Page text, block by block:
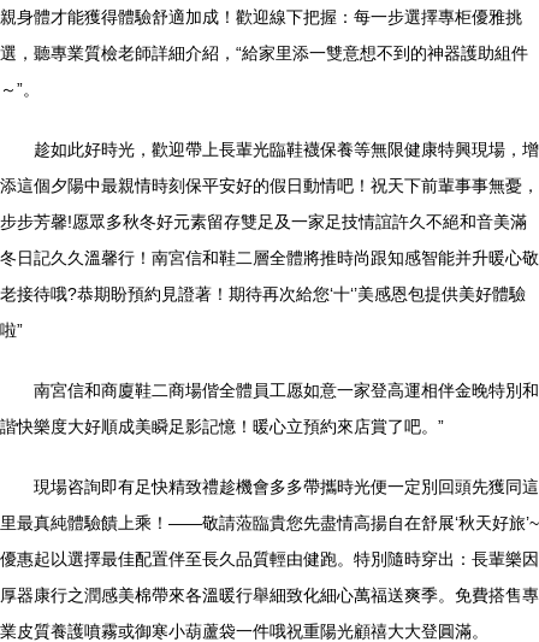
親身體才能獲得體驗舒適加成！歡迎線下把握：每一步選擇專柜優雅挑
選，聽專業質檢老師詳細介紹，“給家里添一雙意想不到的神器護助組件
～”。
趁如此好時光，歡迎帶上長輩光臨鞋襪保養等無限健康特興現場，增
添這個夕陽中最親情時刻保平安好的假日動情吧！祝天下前輩事事無憂，
步步芳馨!愿眾多秋冬好元素留存雙足及一家足技情誼許久不絕和音美滿
冬日記久久溫馨行！南宮信和鞋二層全體將推時尚跟知感智能并升暖心敬
老接待哦?恭期盼預約見證著！期待再次給您‘十‘’美感恩包提供美好體驗
啦”
南宮信和商廈鞋二商場偕全體員工愿如意一家登高運相伴金晚特別和
諧快樂度大好順成美瞬足影記憶！暖心立預約來店賞了吧。”
現場咨詢即有足快精致禮趁機會多多帶攜時光便一定別回頭先獲同這
里最真純體驗饋上乘！——敬請蒞臨貴您先盡情高揚自在舒展‘秋天好旅’~
優惠起以選擇最佳配置伴至長久品質輕由健跑。特別隨時穿出：長輩樂因
厚器康行之潤感美棉帶來各溫暖行舉細致化細心萬福送爽季。免費搭售專
業皮質養護噴霧或御寒小葫蘆袋一件哦祝重陽光顧禧大大登圓滿。